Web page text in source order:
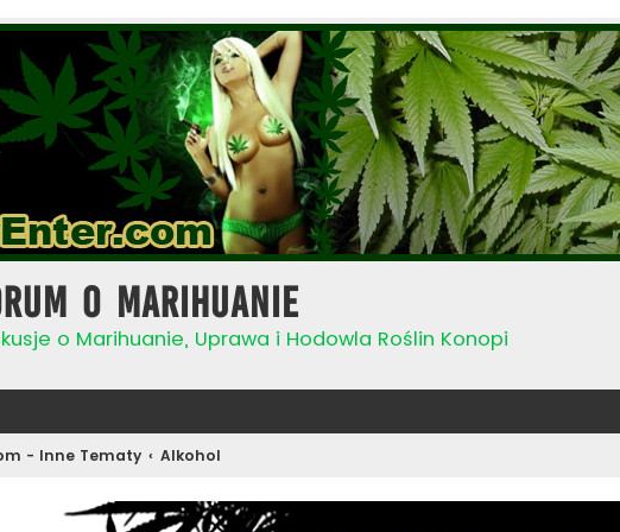
o Marihuanie
o Marihuanie, Uprawa i Hodowla Roślin Konopi
- Inne Tematy Alkohol